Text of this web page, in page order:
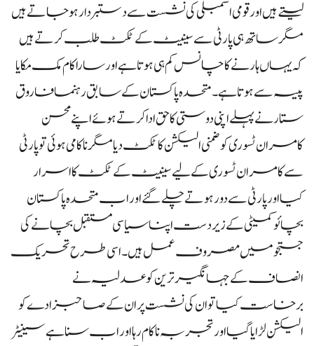
لیتے ہیں اور قومی اسمبلی کی نشست سے دستبردار ہوجاتے ہیں
مگر ساتھ ہی پارٹی سے سینیٹ کے ٹکٹ طلب کرتے ہیں
کہ یہاں ہارنے کا چانس کم ہی ہوتا ہے اور سارا کام مک مکا یا
پیسہ سے ہوتا ہے۔ متحدہ پاکستان کے سابق رہنما فاروق
ستار نے پہلے اپنی دوستی کا حق ادا کرتے ہوئے اپنے محسن
کامران ٹسوری کو ضمنی الیکشن کا ٹکٹ دیا مگر ناکامی ہوئی تو پارٹی
سے کامران ٹسوری کے لیے سینیٹ کے ٹکٹ کا اسرار
کیا اور پارٹی سے دور ہوتے چلے گئے اور اب متحدہ پاکستان
بچائو کمیٹی کے زیردست اپنا سیاسی مستقبل بچانے کی
جستجو میں مصروف عمل ہیں۔ اسی طرح تحریک
انصاف کے جہانگیر ترین کو عدلیہ نے
برخاست کیا تو ان کی نشست پر ان کے صاحبزادے کو
الیکشن لڑایا گیا اور تجربہ ناکام رہا اور اب سنا ہے سینیٹر